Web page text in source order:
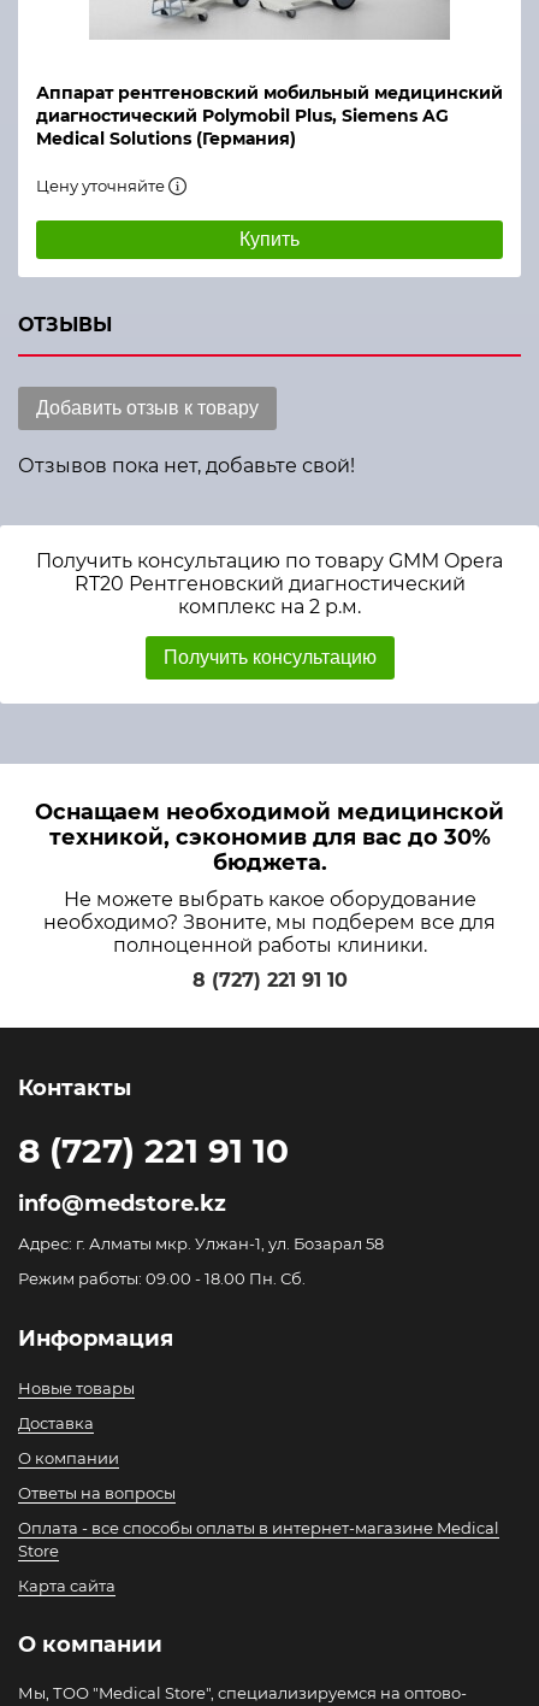
Аппарат рентгеновский мобильный медицинский
диагностический Polymobil Plus, Siemens AG
Medical Solutions (Германия)
Цену уточняйте
Купить
ОТЗЫВЫ
Добавить отзыв к товару
Отзывов пока нет, добавьте свой!
Получить консультацию по товару GMM Opera
RT20 Рентгеновский диагностический
комплекс на 2 р.м.
Получить консультацию
Оснащаем необходимой медицинской
техникой, сэкономив для вас до 30%
бюджета.
Не можете выбрать какое оборудование
необходимо? Звоните, мы подберем все для
полноценной работы клиники.
8 (727) 221 91 10
Контакты
8 (727) 221 91 10
info@medstore.kz
Адрес: г. Алматы мкр. Улжан-1, ул. Бозарал 58
Режим работы: 09.00 - 18.00 Пн. Сб.
Информация
Новые товары
Доставка
О компании
Ответы на вопросы
Оплата - все способы оплаты в интернет-магазине Medical
Store
Карта сайта
О компании
Мы, ТОО "Medical Store", специализируемся на оптово-